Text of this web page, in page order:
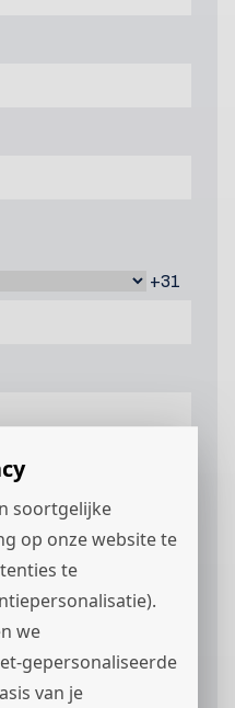
soortgelijke
op onze website te
te
we
gepersonaliseerde
van je
+31